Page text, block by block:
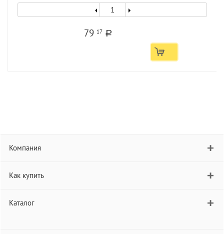
79 17 a
Компания
Как купить
Каталог